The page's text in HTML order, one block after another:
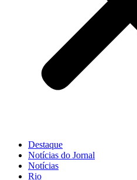
Destaque
Notícias do Jornal
Notícias
Rio